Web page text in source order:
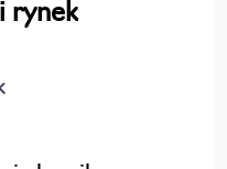
rynek